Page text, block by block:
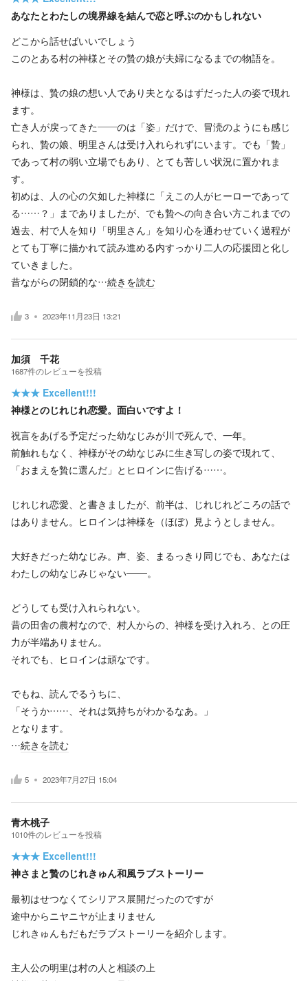
あなたとわたしの境界線を結んで恋と呼ぶのかもしれない
どこから話せばいいでしょう
このとある村の神様とその贄の娘が夫婦になるまでの物語を。
神様は、贄の娘の想い人であり夫となるはずだった人の姿で現れ
ます。
亡き人が戻ってきた――のは「姿」だけで、冒涜のようにも感じ
られ、贄の娘、明里さんは受け入れられずにいます。でも「贄」
であって村の弱い立場でもあり、とても苦しい状況に置かれま
す。
初めは、人の心の欠如した神様に「えこの人がヒーローであって
る……？」までありましたが、でも贄への向き合い方これまでの
過去、村で人を知り「明里さん」を知り心を通わせていく過程が
とても丁寧に描かれて読み進める内すっかり二人の応援団と化し
ていきました。
昔ながらの閉鎖的な…続きを読む
3 2023年11月23日 13:21
加須 千花
1687件のレビューを投稿
★★★ Excellent!!!
神様とのじれじれ恋愛。面白いですよ！
祝言をあげる予定だった幼なじみが川で死んで、一年。
前触れもなく、神様がその幼なじみに生き写しの姿で現れて、
「おまえを贄に選んだ」とヒロインに告げる……。
じれじれ恋愛、と書きましたが、前半は、じれじれどころの話で
はありません。ヒロインは神様を（ほぼ）見ようとしません。
大好きだった幼なじみ。声、姿、まるっきり同じでも、あなたは
わたしの幼なじみじゃない───。
どうしても受け入れられない。
昔の田舎の農村なので、村人からの、神様を受け入れろ、との圧
力が半端ありません。
それでも、ヒロインは頑なです。
でもね、読んでるうちに、
「そうか……、それは気持ちがわかるなあ。」
となります。
…続きを読む
5 2023年7月27日 15:04
青木桃子
1010件のレビューを投稿
★★★ Excellent!!!
神さまと贄のじれきゅん和風ラブストーリー
最初はせつなくてシリアス展開だったのですが
途中からニヤニヤが止まりません
じれきゅんもだもだラブストーリーを紹介します。
主人公の明里は村の人と相談の上